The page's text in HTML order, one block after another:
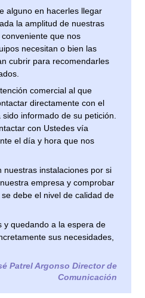
alguno en hacerles llegar
la amplitud de nuestras
que nos
necesitan o bien las
cubrir para recomendarles
comercial al que
directamente con el
informado de su petición.
con Ustedes vía
el día y hora que nos
nuestras instalaciones por si
empresa y comprobar
debe el nivel de calidad de
y quedando a la espera de
sus necesidades,
Patrel Argonso Director de
Comunicación